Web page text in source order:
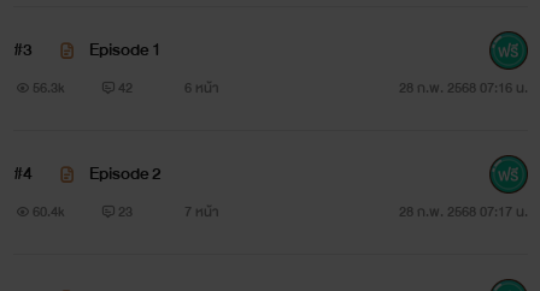
#3 Episode 1
56.3k 42 6 หน้า 28 ก.พ. 2568 07:16 น.
#4 Episode 2
60.4k 23 7 หน้า 28 ก.พ. 2568 07:17 น.